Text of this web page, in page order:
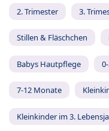
2. Trimester 3.
Stillen & Fläschchen
Babys Hautpflege
7-12 Monate
Kleinkinder im 3.